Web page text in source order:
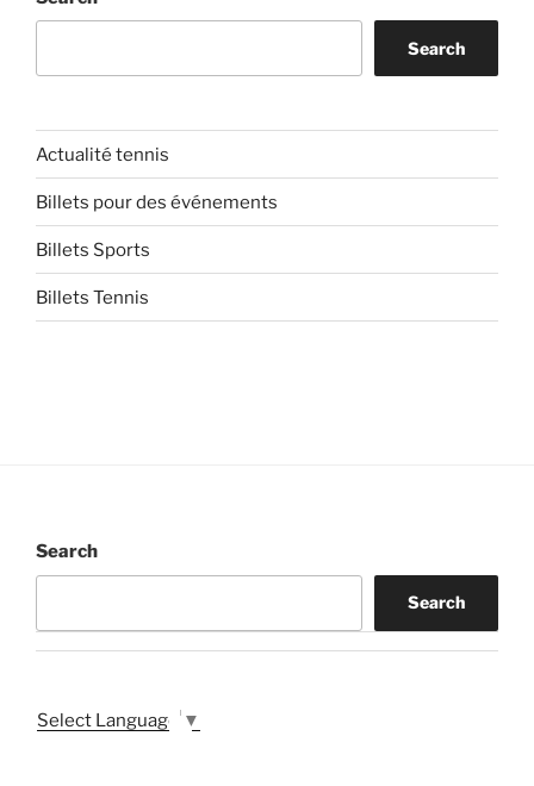
Search
Actualité tennis
Billets pour des événements
Billets Sports
Billets Tennis
Search
Search
Select Language ▼